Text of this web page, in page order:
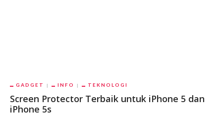
GADGET INFO TEKNOLOGI
Screen Protector Terbaik untuk iPhone 5 dan
iPhone 5s